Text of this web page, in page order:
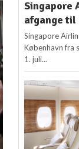
Singapore
afgange til
Singapore
København fra
1. juli...